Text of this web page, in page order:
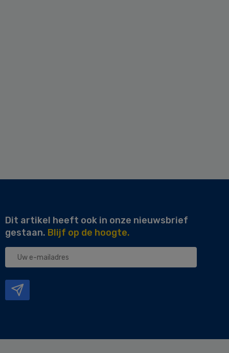
Dit artikel heeft ook in onze nieuwsbrief
gestaan. Blijf op de hoogte.
Uw